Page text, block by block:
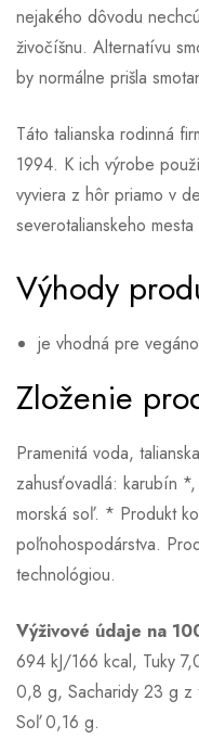
nejakého dôvodu
živočíšnu. Alternatívu
by normálne prišla
Táto talianska rodinná
1994. K ich výrobe
vyviera z hôr priamo v
severotalianskeho
Výhody
je vhodná pre
Zloženie
Pramenitá voda,
zahusťovadlá: karubín
morská soľ. * Produkt
poľnohospodárstva.
technológiou.
Výživové údaje na
694 kJ/166 kcal, Tuky
0,8 g, Sacharidy 23 g z
Soľ 0,16 g.